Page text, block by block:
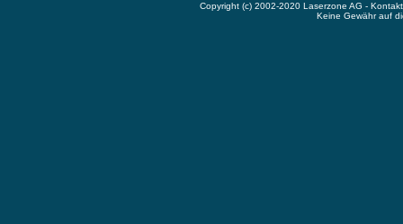
Copyright (c) 2002-2020 Laserzone AG -
Keine Gewähr auf